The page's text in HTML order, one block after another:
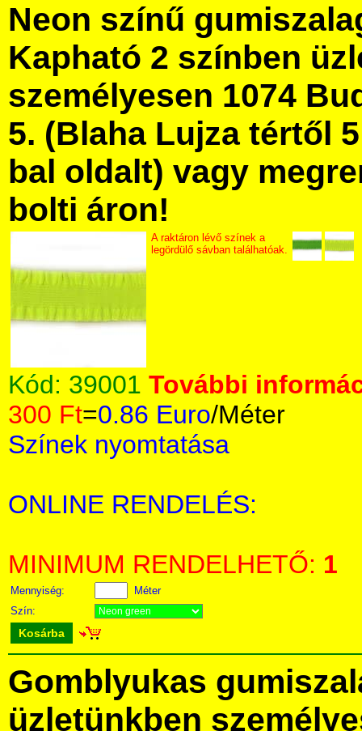
Neon színű
Kapható 2 színben
személyesen 1074
5. (Blaha Lujza tértől
bal oldalt) vagy
bolti áron!
A raktáron lévő színek a
legördülő sávban találhatóak.
Kód: 39001 További
300 Ft=0.86 Euro/Méter
Színek nyomtatása
ONLINE RENDELÉS:
MINIMUM RENDELHETŐ: 1
Mennyiség:
Méter
Szín:
Kosárba
Gomblyukas
üzletünkben